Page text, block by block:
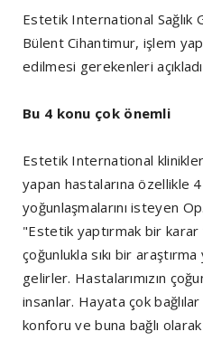
Estetik International Sağlık
Bülent Cihantimur, işlem
edilmesi gerekenleri
Bu 4 konu çok önemli
Estetik International
yapan hastalarına özellikle
yoğunlaşmalarını isteyen
"Estetik yaptırmak bir
çoğunlukla sıkı bir
gelirler. Hastalarımızın
insanlar. Hayata çok
konforu ve buna bağlı